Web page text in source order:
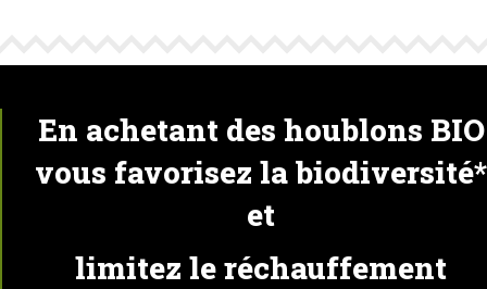
En achetant des houblons BIO
vous favorisez la biodiversité*
et
limitez le réchauffement